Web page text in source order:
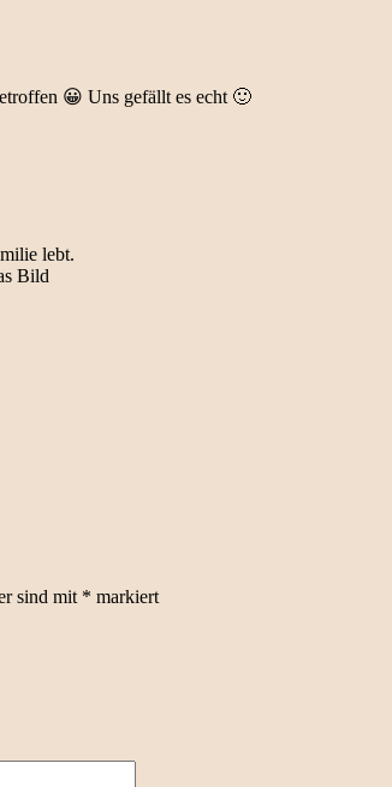
😀 Uns gefällt es echt 🙂
lebt.
Bild
sind mit * markiert